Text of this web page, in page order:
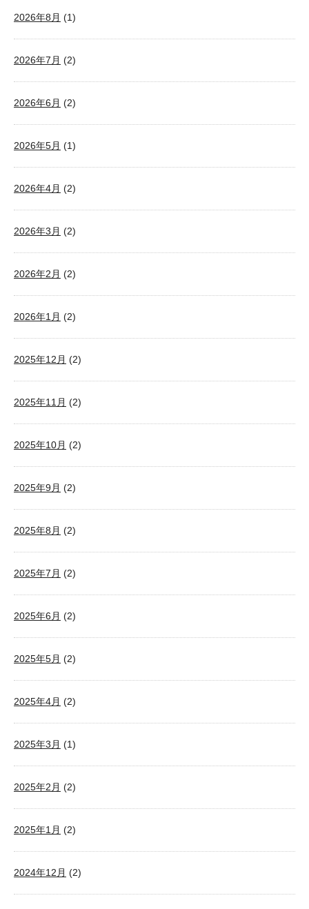
2026年8月 (1)
2026年7月 (2)
2026年6月 (2)
2026年5月 (1)
2026年4月 (2)
2026年3月 (2)
2026年2月 (2)
2026年1月 (2)
2025年12月 (2)
2025年11月 (2)
2025年10月 (2)
2025年9月 (2)
2025年8月 (2)
2025年7月 (2)
2025年6月 (2)
2025年5月 (2)
2025年4月 (2)
2025年3月 (1)
2025年2月 (2)
2025年1月 (2)
2024年12月 (2)